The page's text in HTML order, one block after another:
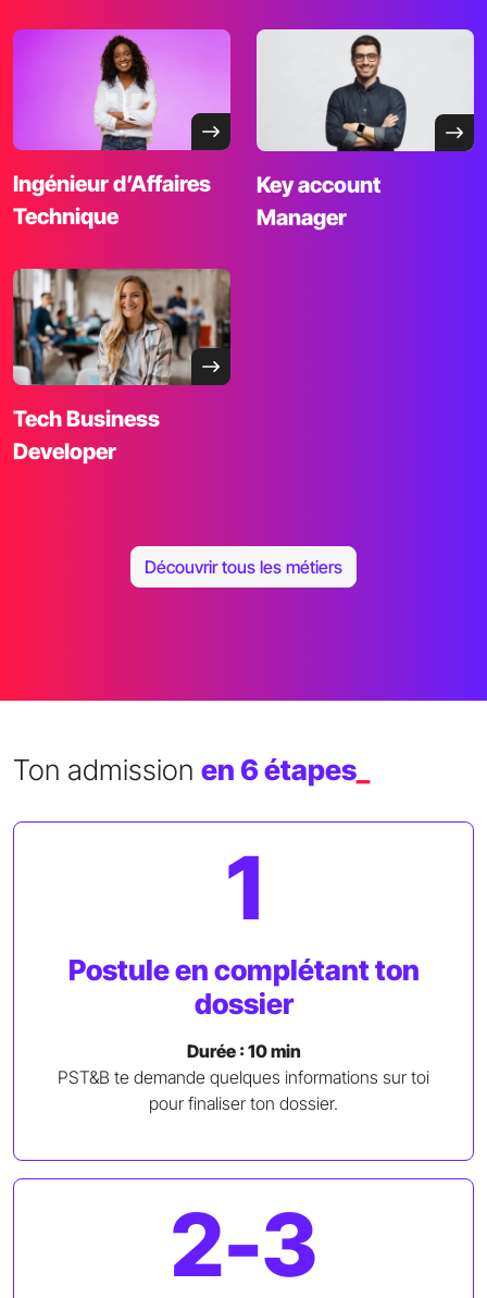
Ingénieur d’Affaires
Technique
Key account
Manager
TechBusiness
Developer
Découvrir tous les métiers
Ton admission en 6 étapes
1
Postule en complétant ton
dossier
Durée : 10 min
PST&B te demande quelques informations sur toi
pour finaliser ton dossier.
2-3